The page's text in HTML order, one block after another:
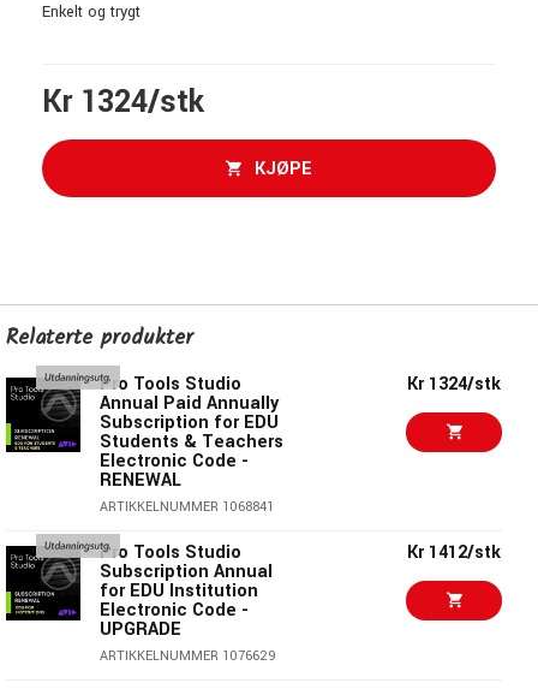
Enkelt og trygt
Kr 1324/stk
KJØPE
Relaterte produkter
Pro Tools Studio
Annual Paid Annually
Subscription for EDU
Students & Teachers
Electronic Code -
RENEWAL
ARTIKKELNUMMER 1068841
Kr 1324/stk
Pro Tools Studio
Subscription Annual
for EDU Institution
Electronic Code -
UPGRADE
ARTIKKELNUMMER 1076629
Kr 1412/stk